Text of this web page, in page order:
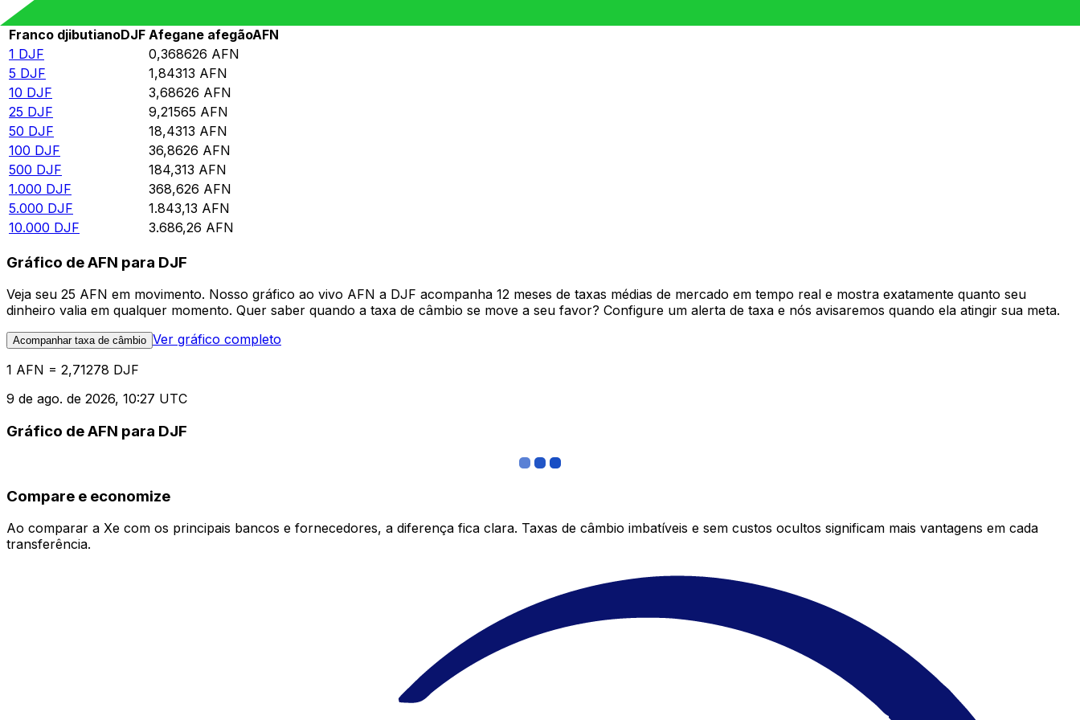
Rate information of DJF/AFN currency pair
Franco djibutianoDJF Afegane afegãoAFN
1 DJF 0,368626 AFN
5 DJF 1,84313 AFN
10 DJF 3,68626 AFN
25 DJF 9,21565 AFN
50 DJF 18,4313 AFN
100 DJF 36,8626 AFN
500 DJF 184,313 AFN
1.000 DJF 368,626 AFN
5.000 DJF 1.843,13 AFN
10.000 DJF 3.686,26 AFN
Gráfico de AFN para DJF
Veja seu 25 AFN em movimento. Nosso gráfico ao vivo AFN a DJF acompanha 12 meses de taxas médias de mercado em tempo real e mostra exatamente quanto seu
dinheiro valia em qualquer momento. Quer saber quando a taxa de câmbio se move a seu favor? Configure um alerta de taxa e nós avisaremos quando ela atingir sua meta.
Acompanhar taxa de câmbio Ver gráfico completo
1 AFN = 2,71278 DJF
9 de ago. de 2026, 10:27 UTC
Gráfico de AFN para DJF
Compare e economize
Ao comparar a Xe com os principais bancos e fornecedores, a diferença fica clara. Taxas de câmbio imbatíveis e sem custos ocultos significam mais vantagens em cada
transferência.